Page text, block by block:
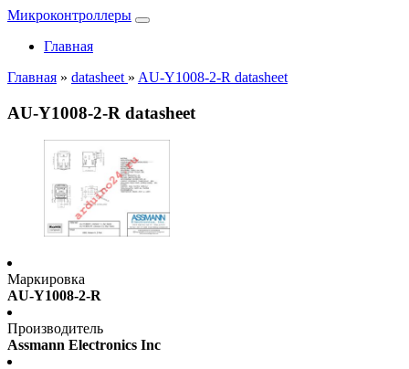
Микроконтроллеры
Главная
Главная » datasheet » AU-Y1008-2-R datasheet
AU-Y1008-2-R datasheet
Маркировка
AU-Y1008-2-R
Производитель
Assmann Electronics Inc